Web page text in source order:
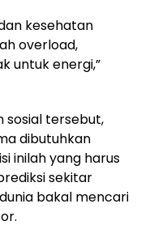
kesehatan
overload,
untuk energi,”
sosial tersebut,
dibutuhkan
inilah yang harus
sekitar
bakal mencari